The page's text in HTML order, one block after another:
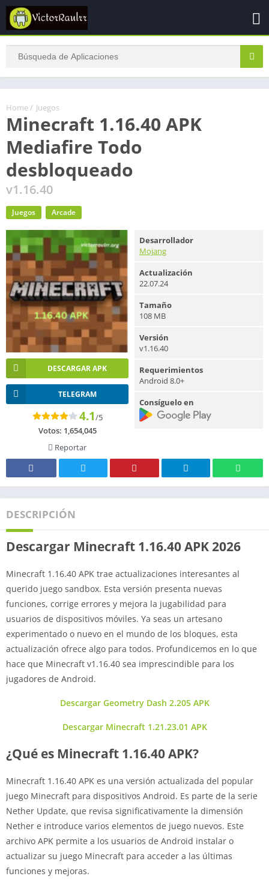
Home / Juegos
Minecraft 1.16.40 APK
Mediafire Todo
desbloqueado
v1.16.40
Juegos Arcade
DESCARGAR APK
TELEGRAM
4.1/5
Votos: 1,654,045
Reportar
Desarrollador
Mojang
Actualización
22.07.24
Tamaño
108 MB
Versión
v1.16.40
Requerimientos
Android 8.0+
Consíguelo en
DESCRIPCIÓN
Descargar Minecraft 1.16.40 APK 2026
Minecraft 1.16.40 APK trae actualizaciones interesantes al
querido juego sandbox. Esta versión presenta nuevas
funciones, corrige errores y mejora la jugabilidad para
usuarios de dispositivos móviles. Ya seas un artesano
experimentado o nuevo en el mundo de los bloques, esta
actualización ofrece algo para todos. Profundicemos en lo que
hace que Minecraft v1.16.40 sea imprescindible para los
jugadores de Android.
Descargar Geometry Dash 2.205 APK
Descargar Minecraft 1.21.23.01 APK
¿Qué es Minecraft 1.16.40 APK?
Minecraft 1.16.40 APK es una versión actualizada del popular
juego Minecraft para dispositivos Android. Es parte de la serie
Nether Update, que revisa significativamente la dimensión
Nether e introduce varios elementos de juego nuevos. Este
archivo APK permite a los usuarios de Android instalar o
actualizar su juego Minecraft para acceder a las últimas
funciones y mejoras.